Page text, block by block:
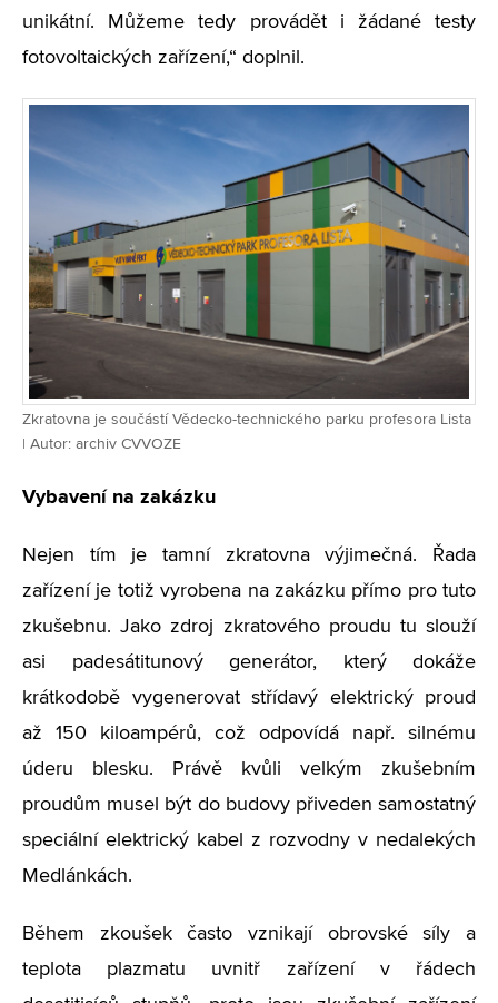
unikátní. Můžeme tedy provádět i žádané testy
fotovoltaických zařízení,“ doplnil.
Zkratovna je součástí Vědecko-technického parku profesora Lista
| Autor: archiv CVVOZE
Vybavení na zakázku
Nejen tím je tamní zkratovna výjimečná. Řada
zařízení je totiž vyrobena na zakázku přímo pro tuto
zkušebnu. Jako zdroj zkratového proudu tu slouží
asi padesátitunový generátor, který dokáže
krátkodobě vygenerovat střídavý elektrický proud
až 150 kiloampérů, což odpovídá např. silnému
úderu blesku. Právě kvůli velkým zkušebním
proudům musel být do budovy přiveden samostatný
speciální elektrický kabel z rozvodny v nedalekých
Medlánkách.
Během zkoušek často vznikají obrovské síly a
teplota plazmatu uvnitř zařízení v řádech